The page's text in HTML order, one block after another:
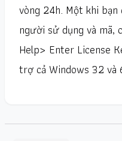
vòng 24h. Một khi
người sử dụng và mã,
Help> Enter License
trợ cả Windows 32 và